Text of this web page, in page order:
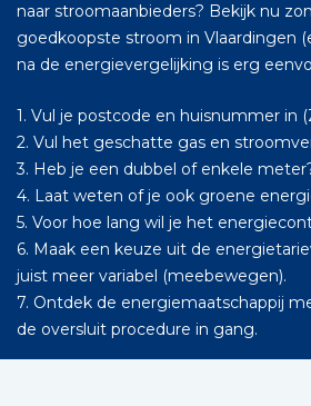
naar stroomaanbieders? Bekijk nu
goedkoopste stroom in Vlaardingen
na de energievergelijking is erg
1. Vul je postcode en huisnummer in
2. Vul het geschatte gas en
3. Heb je een dubbel of enkele
4. Laat weten of je ook groene
5. Voor hoe lang wil je het
6. Maak een keuze uit de
juist meer variabel (meebewegen).
7. Ontdek de energiemaatschappij
de oversluit procedure in gang.